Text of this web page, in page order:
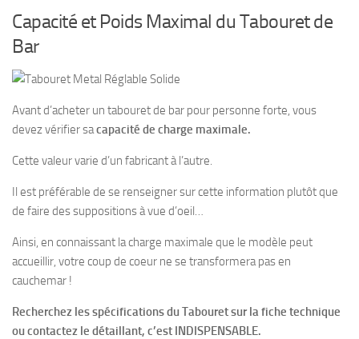
Capacité et Poids Maximal du Tabouret de
Bar
Avant d’acheter un tabouret de bar pour personne forte, vous
devez vérifier sacapacité de charge maximale.
Cette valeur varie d’un fabricant à l’autre.
Il est préférable de se renseigner sur cette information plutôt que
de faire des suppositions à vue d’oeil…
Ainsi, en connaissant la charge maximale que le modèle peut
accueillir, votre coup de coeur ne se transformera pas en
cauchemar !
Recherchez les spécifications du Tabouret sur la fiche technique
ou contactez le détaillant, c’est INDISPENSABLE.